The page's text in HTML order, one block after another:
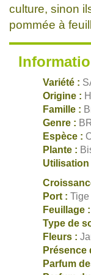
culture, sinon
pommée à
Variété :
Origine :
Famille :
Genre :
Espèce :
Plante :
Utilisation
Port : Tige
Feuillage :
Type de
Fleurs :
Présence
Parfum